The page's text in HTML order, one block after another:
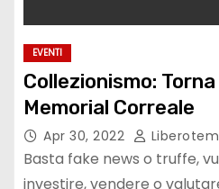
EVENTI
Collezionismo:
Memorial Correale
Apr 30, 2022
Basta fake news o truffe,
investire, vendere o